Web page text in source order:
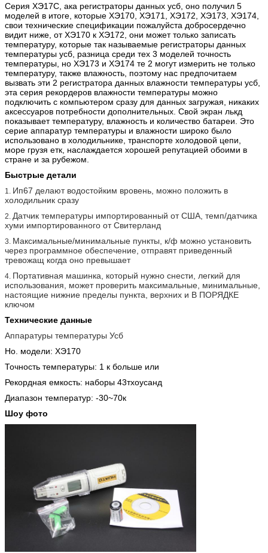
Серия ХЭ17С, ака регистраторы данных усб, оно получил 5
моделей в итоге, которые ХЭ170, ХЭ171, ХЭ172, ХЭ173, ХЭ174,
свои технические спецификации пожалуйста добросердечно
видит ниже, от ХЭ170 к ХЭ172, они может только записать
температуру, которые так называемые регистраторы данных
температуры усб, разница среди тех 3 моделей точность
температуры, но ХЭ173 и ХЭ174 те 2 могут измерить не только
температуру, также влажность, поэтому нас предпочитаем
вызвать эти 2 регистратора данных влажности температуры усб,
эта серия рекордеров влажности температуры можно
подключить с компьютером сразу для данных загружая, никаких
аксессуаров потребности дополнительных. Свой экран лькд
показывает температуру, влажность и количество батареи. Это
серие аппаратур температуры и влажности широко было
использовано в холодильнике, транспорте холодовой цепи,
море грузя етк, наслаждается хорошей репутацией обоими в
стране и за рубежом.
Быстрые детали
1. Ип67 делают водостойким вровень, можно положить в
холодильник сразу
2. Датчик температуры импортированный от США, темп/датчика
хуми импортированного от Свитерланд
3. Максимальные/минимальные пункты, к/ф можно установить
через программное обеспечение, отправят приведенный
тревожащ когда оно превышает
4. Портативная машинка, который нужно снести, легкий для
использования, может проверить максимальные, минимальные,
настоящие нижние пределы пункта, верхних и В ПОРЯДКЕ
ключом
Технические данные
Аппаратуры температуры Усб
Но. модели: ХЭ170
Точность температуры: 1 к больше или
Рекордная емкость: наборы 43тхоусанд
Диапазон температур: -30~70к
Шоу фото